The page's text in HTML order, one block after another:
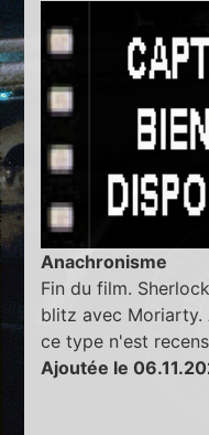
Anachronisme
Fin du film.
blitz avec Moriarty.
ce type n'est
Ajoutée le